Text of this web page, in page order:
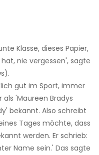
Klasse, dieses Papier,
nie vergessen', sagte
gut im Sport, immer
'Maureen Bradys
bekannt. Also schreibt
Tages möchte, dass
werden. Er schrieb:
Name sein.' Das sagte